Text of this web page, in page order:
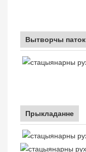
Вытворчы паток
Прыкладанне